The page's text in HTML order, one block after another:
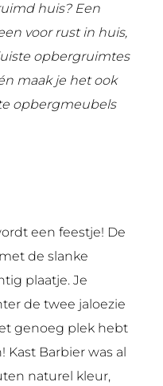
huis? Een
voor rust in huis,
opbergruimtes
maak je het ook
opbergmeubels
een feestje! De
de slanke
plaatje. Je
de twee jaloezie
genoeg plek hebt
Barbier was al
naturel kleur,